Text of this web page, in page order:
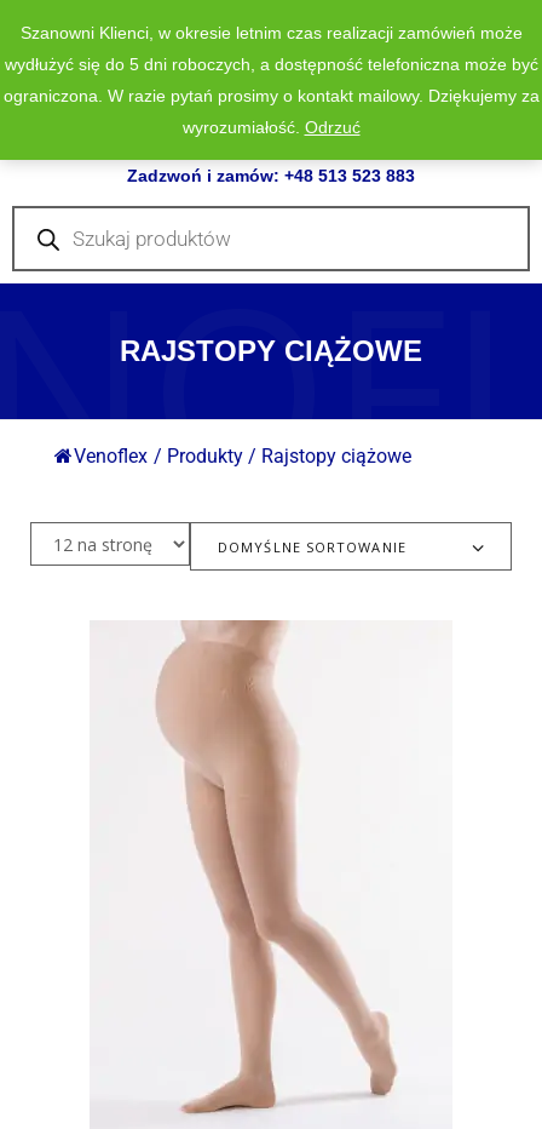
Zadzwoń i zamów: +48 513 523 883
Wyszukiwarka
produktów
RAJSTOPY CIĄŻOWE
Venoflex / Produkty / Rajstopy ciążowe
DOMYŚLNE SORTOWANIE
Szanowni Klienci, w okresie letnim czas realizacji zamówień może
wydłużyć się do 5 dni roboczych, a dostępność telefoniczna może być
ograniczona. W razie pytań prosimy o kontakt mailowy. Dziękujemy za
wyrozumiałość. Odrzuć